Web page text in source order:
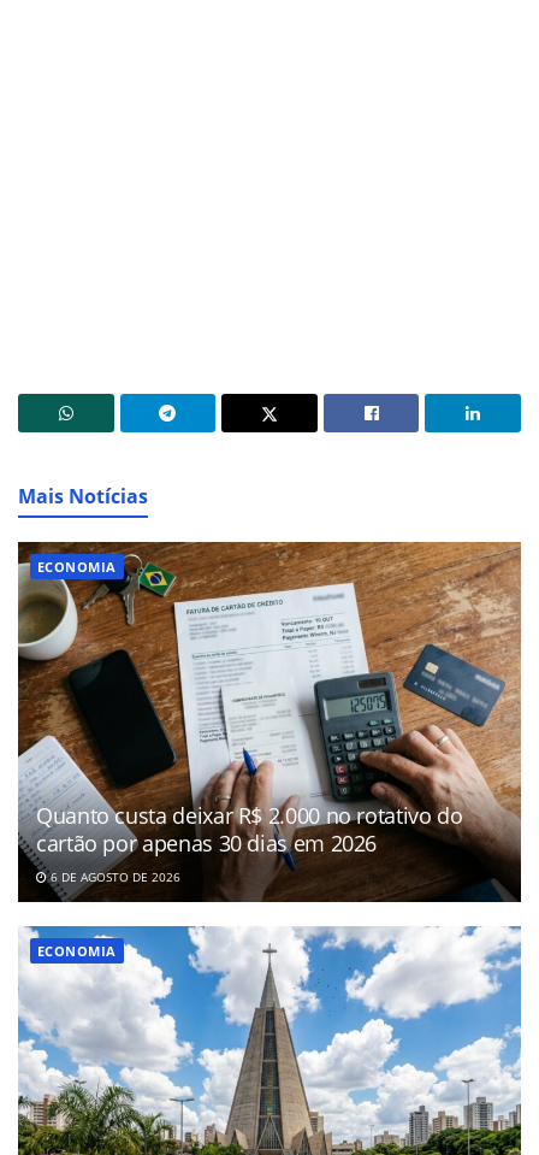
Mais Notícias
ECONOMIA
Quanto custa deixar R$ 2.000 no rotativo do
cartão por apenas 30 dias em 2026
6 DE AGOSTO DE 2026
ECONOMIA